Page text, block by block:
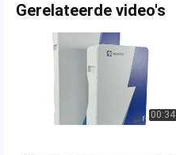
Gerelateerde video's
00:34